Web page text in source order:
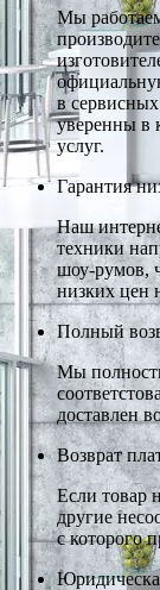
Мы
в
уверенны в
услуг.
Гарантия
Наш
техники
шоу-румов,
низких цен
Полный
Мы
доставлен
Возврат
Если товар
другие
с которого